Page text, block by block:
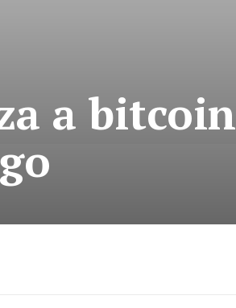
a bitcoin